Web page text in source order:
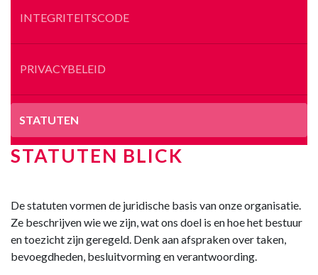
INTEGRITEITSCODE
PRIVACYBELEID
STATUTEN
STATUTEN BLICK
De statuten vormen de juridische basis van onze organisatie.
Ze beschrijven wie we zijn, wat ons doel is en hoe het bestuur
en toezicht zijn geregeld. Denk aan afspraken over taken,
bevoegdheden, besluitvorming en verantwoording.